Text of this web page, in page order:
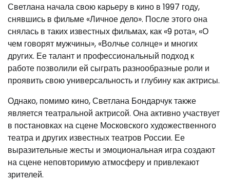
Светлана начала свою карьеру в кино в 1997 году,
снявшись в фильме «Личное дело». После этого она
снялась в таких известных фильмах, как «9 рота», «О
чем говорят мужчины», «Волчье солнце» и многих
других. Ее талант и профессиональный подход к
работе позволили ей сыграть разнообразные роли и
проявить свою универсальность и глубину как актрисы.
Однако, помимо кино, Светлана Бондарчук также
является театральной актрисой. Она активно участвует
в постановках на сцене Московского художественного
театра и других известных театров России. Ее
выразительные жесты и эмоциональная игра создают
на сцене неповторимую атмосферу и привлекают
зрителей.